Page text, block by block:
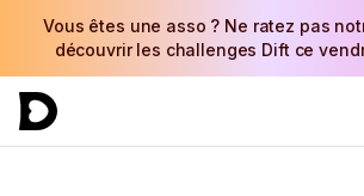
Vous êtes une asso ? Ne ratez pas
découvrir les challenges Dift ce